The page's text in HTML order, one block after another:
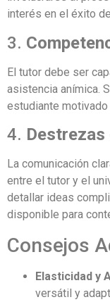
interés en el éxito
3.
El tutor debe ser
asistencia anímica.
estudiante
4. Destrezas
La comunicación
entre el tutor y el
detallar ideas
disponible para
Consejos
Elasticidad y
versátil y